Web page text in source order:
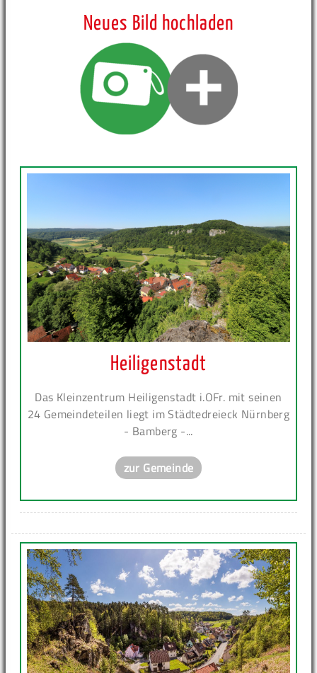
Neues Bild hochladen
Heiligenstadt
Das Kleinzentrum Heiligenstadt i.OFr. mit seinen
24 Gemeindeteilen liegt im Städtedreieck Nürnberg
- Bamberg -...
zur Gemeinde